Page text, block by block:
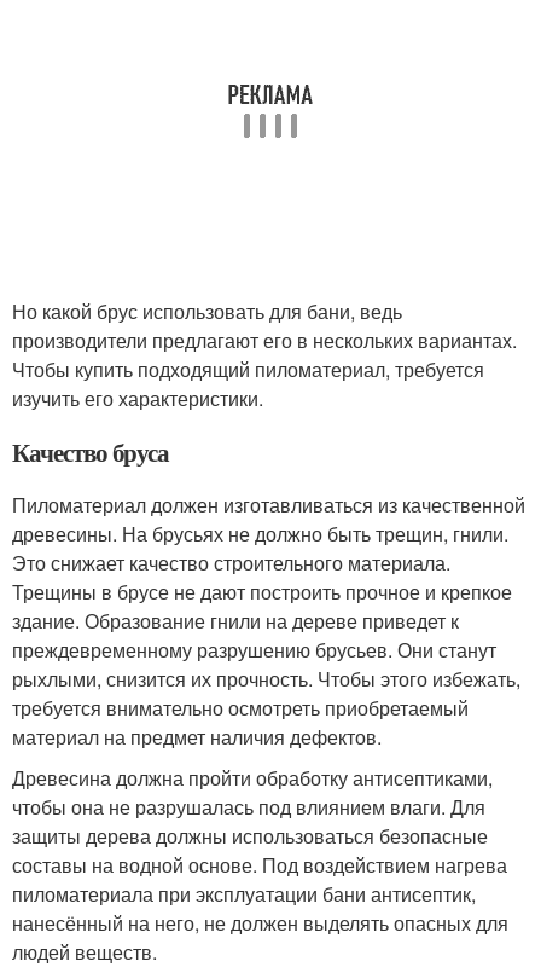
Но какой брус использовать для бани, ведь
производители предлагают его в нескольких вариантах.
Чтобы купить подходящий пиломатериал, требуется
изучить его характеристики.
Качество бруса
Пиломатериал должен изготавливаться из качественной
древесины. На брусьях не должно быть трещин, гнили.
Это снижает качество строительного материала.
Трещины в брусе не дают построить прочное и крепкое
здание. Образование гнили на дереве приведет к
преждевременному разрушению брусьев. Они станут
рыхлыми, снизится их прочность. Чтобы этого избежать,
требуется внимательно осмотреть приобретаемый
материал на предмет наличия дефектов.
Древесина должна пройти обработку антисептиками,
чтобы она не разрушалась под влиянием влаги. Для
защиты дерева должны использоваться безопасные
составы на водной основе. Под воздействием нагрева
пиломатериала при эксплуатации бани антисептик,
нанесённый на него, не должен выделять опасных для
людей веществ.